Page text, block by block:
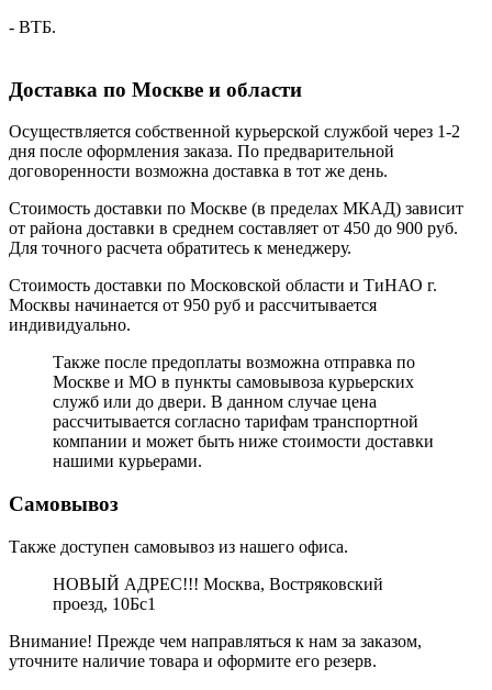
- ВТБ.
Доставка по Москве и области
Осуществляется собственной курьерской службой через 1-2
дня после оформления заказа. По предварительной
договоренности возможна доставка в тот же день.
Стоимость доставки по Москве (в пределах МКАД) зависит
от района доставки в среднем составляет от 450 до 900 руб.
Для точного расчета обратитесь к менеджеру.
Стоимость доставки по Московской области и ТиНАО г.
Москвы начинается от 950 руб и рассчитывается
индивидуально.
Также после предоплаты возможна отправка по
Москве и МО в пункты самовывоза курьерских
служб или до двери. В данном случае цена
рассчитывается согласно тарифам транспортной
компании и может быть ниже стоимости доставки
нашими курьерами.
Самовывоз
Также доступен самовывоз из нашего офиса.
НОВЫЙ АДРЕС!!! Москва, Востряковский
проезд, 10Бс1
Внимание! Прежде чем направляться к нам за заказом,
уточните наличие товара и оформите его резерв.